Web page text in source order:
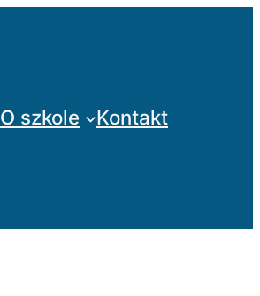
O szkole Kontakt